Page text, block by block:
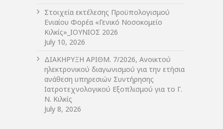
Στοιχεία εκτέλεσης Προϋπολογισμού
Ενιαίου Φορέα «Γενικό Νοσοκομείο
Κιλκίς»_ΙΟΥΝΙΟΣ 2026
July 10, 2026
ΔIΑΚΗΡΥΞΗ ΑΡIΘΜ. 7/2026, Ανοικτού
ηλεκτρονικού διαγωνισμού για την ετήσια
ανάθεση υπηρεσιών Συντήρησης
Ιατροτεχνολογικού Εξοπλισμού για το Γ.
Ν. Κιλκίς
July 8, 2026